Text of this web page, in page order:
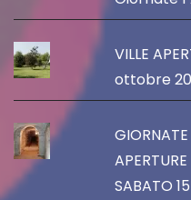
VILLE
ottobre
SABATO